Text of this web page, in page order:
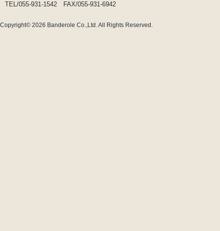
TEL/055-931-1542 FAX/055-931-6942
Copyright© 2026 Banderole Co.,Ltd.All Rights Reserved.